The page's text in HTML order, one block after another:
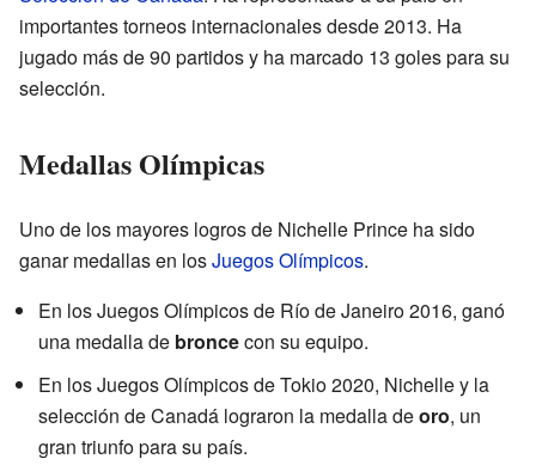
importantes torneos internacionales desde 2013. Ha
jugado más de 90 partidos y ha marcado 13 goles para su
selección.
Medallas Olímpicas
Uno de los mayores logros de Nichelle Prince ha sido
ganar medallas en losJuegos Olímpicos.
En los Juegos Olímpicos de Río de Janeiro 2016, ganó
una medalla de broncecon su equipo.
En los Juegos Olímpicos de Tokio 2020, Nichelle y la
selección de Canadá lograron la medalla deoro, un
gran triunfo para su país.